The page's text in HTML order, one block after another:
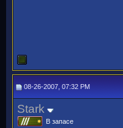
08-26-2007, 07:32 PM
Stark
В запасе